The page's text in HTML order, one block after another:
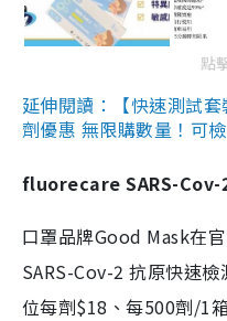
點
延伸閱讀：【快速測試
劑優惠 無限購數量！可
fluorecare SARS-Cov-
口罩品牌Good Mask在
SARS-Cov-2 抗原快速
位每劑$18、每500劑/1